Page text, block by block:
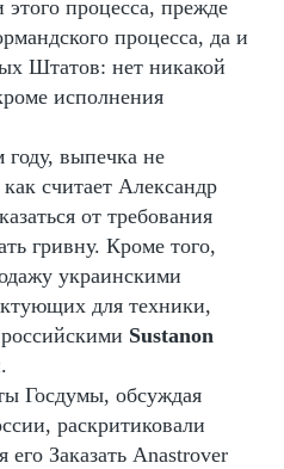
этого процесса, прежде
процесса, да и
Штатов: нет никакой
исполнения
выпечка не
считает Александр
от требования
гривну. Кроме того,
украинскими
для техники,
Sustanon
Госдумы, обсуждая
раскритиковали
Заказать Anastrover